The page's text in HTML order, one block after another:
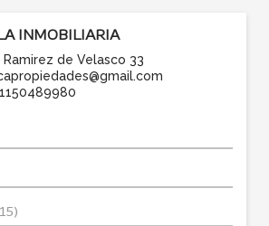
INMOBILIARIA
Ramirez de Velasco 33